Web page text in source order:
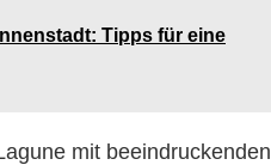
Tipps für eine
mit beeindruckenden